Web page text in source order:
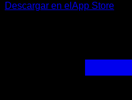
Descargar en el App Store